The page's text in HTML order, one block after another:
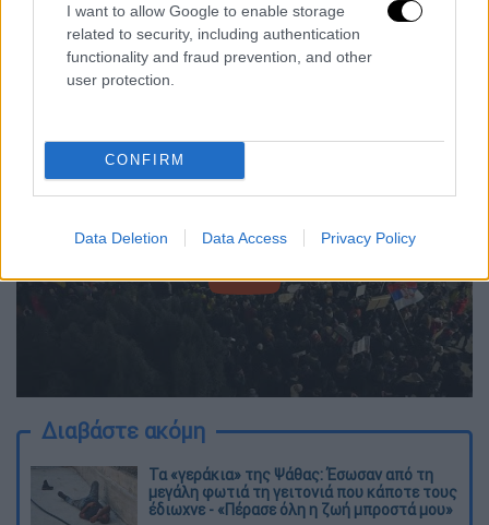
I want to allow Google to enable storage
related to security, including authentication
functionality and fraud prevention, and other
user protection.
CONFIRM
Data Deletion Data Access Privacy Policy
εργαζόμενοι,κατηγορούνγια το δυστύχημα
την κυβέρνηση του προέδρουΑλεξάνταρ
Βούτσιτς, την οποία καταγγέλλουν για
video
Διαβάστε ακόμη
Τα «γεράκια» της Ψάθας: Έσωσαν από τη
μεγάλη φωτιά τη γειτονιά που κάποτε τους
έδιωχνε - «Πέρασε όλη η ζωή μπροστά μου»